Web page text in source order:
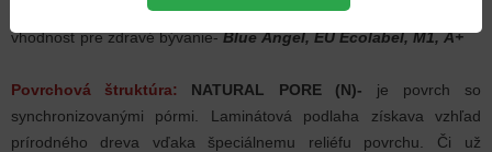
renomovaných inštitúcií, ktoré potvrdzujú ich bezpečnosť a
vhodnosť pre zdravé bývanie-Blue Angel, EU Ecolabel, M1, A+
Povrchová štruktúra: NATURAL PORE (N)- je povrch so
synchronizovanými pórmi. Laminátová podlaha získava vzhľad
prírodného dreva vďaka špeciálnemu reliéfu povrchu.
Či už